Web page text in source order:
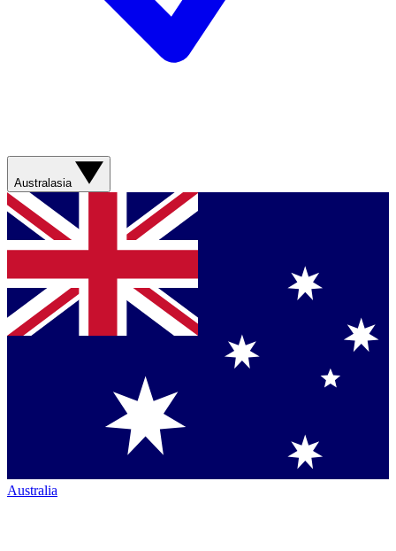
Australasia
Australia